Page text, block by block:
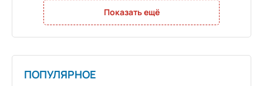
Показать ещё
ПОПУЛЯРНОЕ